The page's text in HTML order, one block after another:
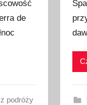
de
podróży
u
b
l
o
a